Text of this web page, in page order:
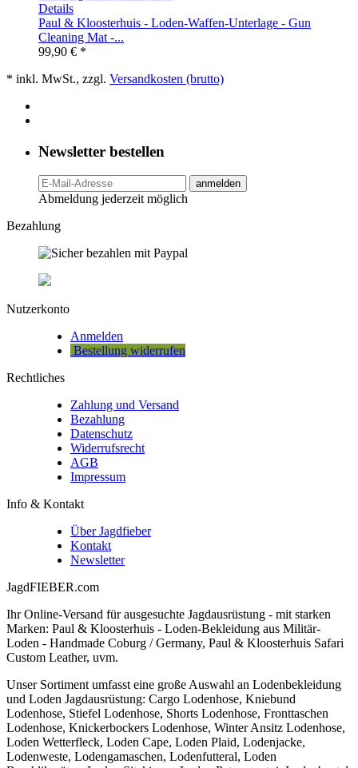
Details
​Paul & Kloosterhuis - Loden-Waffen-Unterlage - Gun
Cleaning Mat -...
99,90 € *
* inkl. MwSt., zzgl. Versandkosten (brutto)
Newsletter bestellen
anmelden
Abmeldung jederzeit möglich
Bezahlung
Nutzerkonto
Anmelden
Bestellung widerrufen
Rechtliches
Zahlung und Versand
Bezahlung
Datenschutz
Widerrufsrecht
AGB
Impressum
Info & Kontakt
Über Jagdfieber
Kontakt
Newsletter
JagdFIEBER.com
Ihr Online-Versand für ausgesuchte Jagdausrüstung - mit starken
Marken: Paul & Kloosterhuis - Loden-Bekleidung aus Militär-
Loden - Handmade Coburg / Germany, Paul & Kloosterhuis Safari
Custom Leather, uvm.
Unser Sortiment umfasst eine große Auswahl an Lodenbekleidung
und Loden Jagdausrüstung: Cargo Lodenhose, Kniebund
Lodenhose, Stiefel Lodenhose, Shorts Lodenhose, Fronttaschen
Lodenhose, Knickerbockers Lodenhose, Winter Ansitz Lodenhose,
Loden Wetterfleck, Loden Cape, Loden Plaid, Lodenjacke,
Lodenweste, Lodengamaschen, Lodenfutteral, Loden